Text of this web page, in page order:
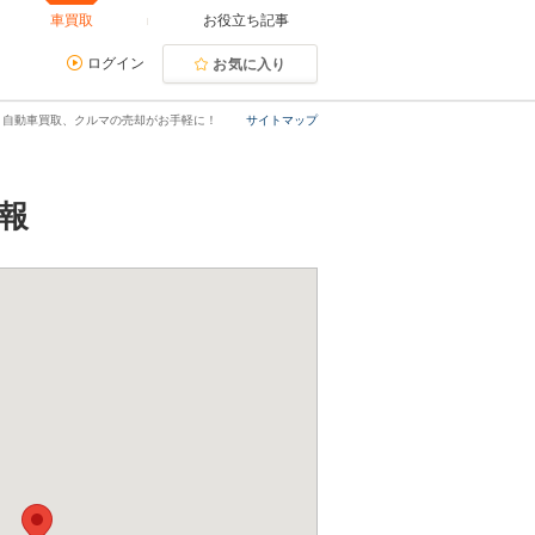
車買取 お役立ち記事
ログイン お気に入り
サイトマップ
動車買取、クルマの売却がお手軽に！